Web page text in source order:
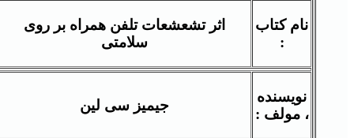
نام کتاب
:
اثر تشعشعات تلفن همراه بر روی
سلامتی
نویسنده
، مولف :
جیمیز سی لین